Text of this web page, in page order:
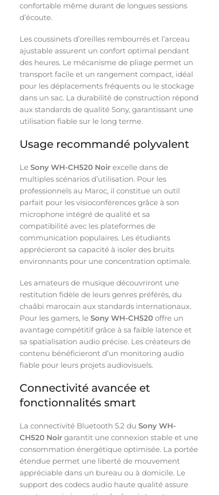
confortable même durant de longues sessions
d’écoute.
Les coussinets d’oreilles rembourrés et l’arceau
ajustable assurent un confort optimal pendant
des heures. Le mécanisme de pliage permet un
transport facile et un rangement compact, idéal
pour les déplacements fréquents ou le stockage
dans un sac. La durabilité de construction répond
aux standards de qualité Sony, garantissant une
utilisation fiable sur le long terme.
Usage recommandé polyvalent
Le Sony WH-CH520 Noir excelle dans de
multiples scénarios d’utilisation. Pour les
professionnels au Maroc, il constitue un outil
parfait pour les visioconférences grâce à son
microphone intégré de qualité et sa
compatibilité avec les plateformes de
communication populaires. Les étudiants
apprécieront sa capacité à isoler des bruits
environnants pour une concentration optimale.
Les amateurs de musique découvriront une
restitution fidèle de leurs genres préférés, du
chaâbi marocain aux standards internationaux.
Pour les gamers, le Sony WH-CH520 offre un
avantage compétitif grâce à sa faible latence et
sa spatialisation audio précise. Les créateurs de
contenu bénéficieront d’un monitoring audio
fiable pour leurs projets audiovisuels.
Connectivité avancée et
fonctionnalités smart
La connectivité Bluetooth 5.2 du Sony WH-
CH520 Noir garantit une connexion stable et une
consommation énergétique optimisée. La portée
étendue permet une liberté de mouvement
appréciable dans un bureau ou à domicile. Le
support des codecs audio haute qualité assure